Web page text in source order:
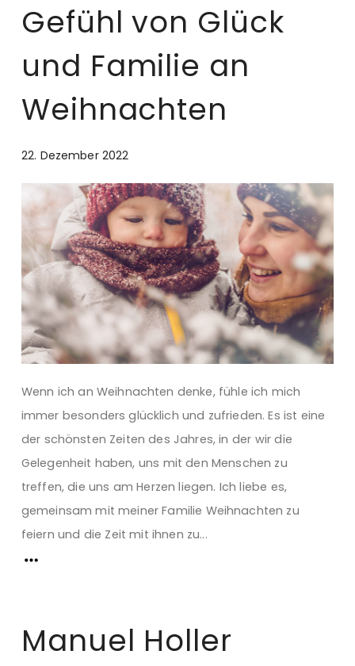
Gefühl von Glück
und Familie an
Weihnachten
22. Dezember 2022
Wenn ich an Weihnachten denke, fühle ich mich
immer besonders glücklich und zufrieden. Es ist eine
der schönsten Zeiten des Jahres, in der wir die
Gelegenheit haben, uns mit den Menschen zu
treffen, die uns am Herzen liegen. Ich liebe es,
gemeinsam mit meiner Familie Weihnachten zu
feiern und die Zeit mit ihnen zu...
Manuel Holler